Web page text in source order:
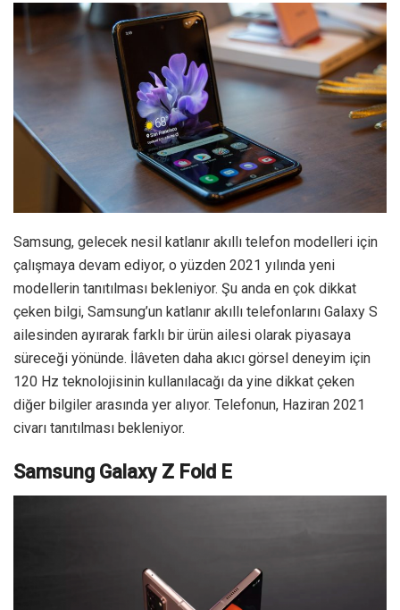
Samsung, gelecek nesil katlanır akıllı telefon modelleri için
çalışmaya devam ediyor, o yüzden 2021 yılında yeni
modellerin tanıtılması bekleniyor. Şu anda en çok dikkat
çeken bilgi, Samsung’un katlanır akıllı telefonlarını Galaxy S
ailesinden ayırarak farklı bir ürün ailesi olarak piyasaya
süreceği yönünde. İlâveten daha akıcı görsel deneyim için
120 Hz teknolojisinin kullanılacağı da yine dikkat çeken
diğer bilgiler arasında yer alıyor. Telefonun, Haziran 2021
civarı tanıtılması bekleniyor.
Samsung Galaxy Z Fold E